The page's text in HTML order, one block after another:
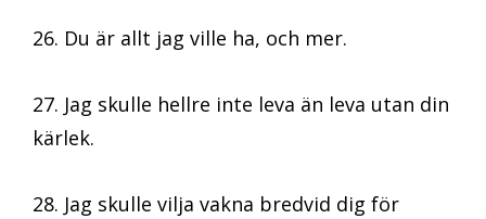
26. Du är allt jag ville ha, och mer.
27. Jag skulle hellre inte leva än leva utan din
kärlek.
28. Jag skulle vilja vakna bredvid dig för